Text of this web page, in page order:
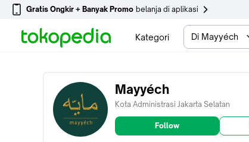
Gratis Ongkir + Banyak Promo belanja di aplikasi
Kategori Di Mayyéch
Mayyéch
Kota Administrasi Jakarta Selatan
Follow